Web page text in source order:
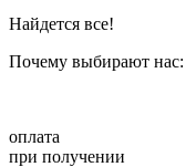
Найдется все!
Почему выбирают нас:
оплата
при получении